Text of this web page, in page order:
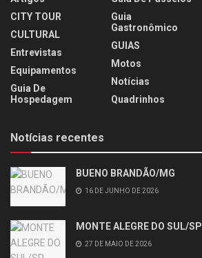
CITY TOUR
CULTURAL
Entrevistas
Equipamentos
Guia De
Hospedagem
Guia
Gastronômico
GUIAS
Motos
Notícias
Quadrinhos
Notícias recentes
BUENO BRANDÃO/MG
16 DE JUNHO DE 2026
MONTE ALEGRE DO SUL/SP
27 DE MAIO DE 2026